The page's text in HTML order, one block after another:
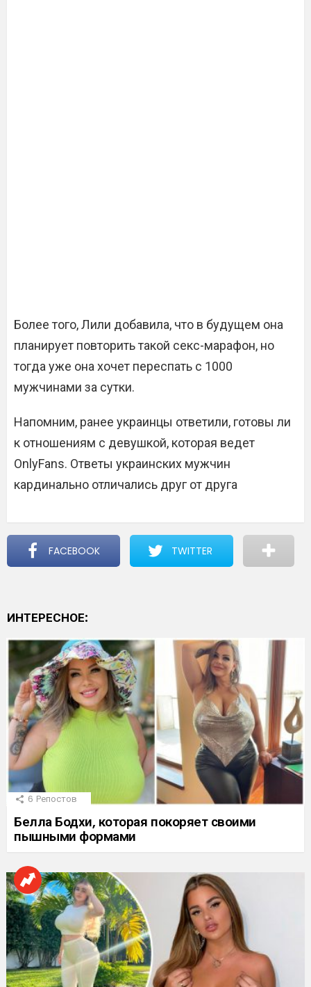
Более того, Лили добавила, что в будущем она
планирует повторить такой секс-марафон, но
тогда уже она хочет переспать с 1000
мужчинами за сутки.
Напомним, ранее украинцы ответили, готовы ли
к отношениям с девушкой, которая ведет
OnlyFans. Ответы украинских мужчин
кардинально отличались друг от друга
FACEBOOK TWITTER
ИНТЕРЕСНОЕ:
6 Репостов
Белла Бодхи, которая покоряет своими
пышными формами